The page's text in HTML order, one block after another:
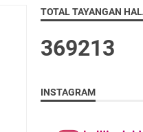
TOTAL TAYANGAN
369213
INSTAGRAM